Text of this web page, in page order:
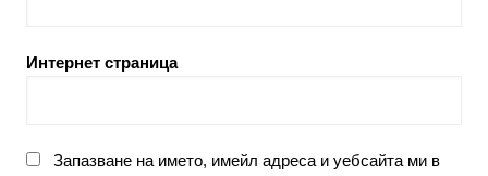
Интернет страница
Запазване на името, имейл адреса и уебсайта ми в